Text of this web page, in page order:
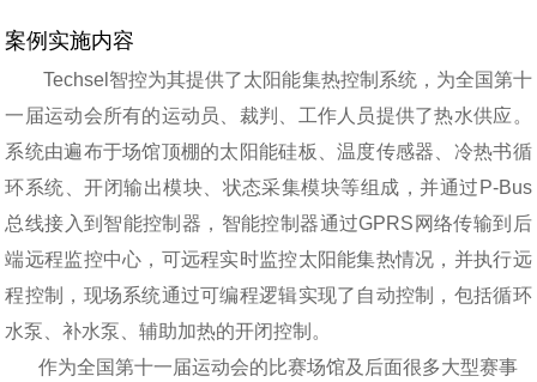
案例实施内容
Techsel智控为其提供了太阳能集热控制系统，为全国第十
一届运动会所有的运动员、裁判、工作人员提供了热水供应。
系统由遍布于场馆顶棚的太阳能硅板、温度传感器、冷热书循
环系统、开闭输出模块、状态采集模块等组成，并通过P-Bus
总线接入到智能控制器，智能控制器通过GPRS网络传输到后
端远程监控中心，可远程实时监控太阳能集热情况，并执行远
程控制，现场系统通过可编程逻辑实现了自动控制，包括循环
水泵、补水泵、辅助加热的开闭控制。
作为全国第十一届运动会的比赛场馆及后面很多大型赛事